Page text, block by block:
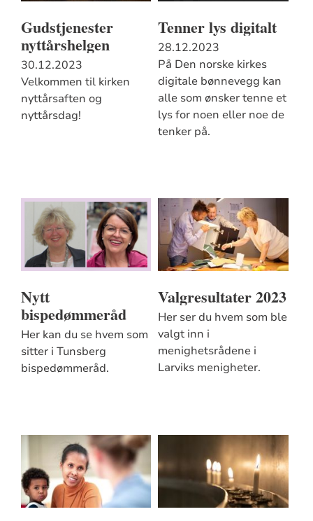
Gudstjenester
nyttårshelgen
30.12.2023
Velkommen til kirken
nyttårsaften og
nyttårsdag!
Tenner lys digitalt
28.12.2023
På Den norske kirkes
digitale bønnevegg kan
alle som ønsker tenne et
lys for noen eller noe de
tenker på.
Nytt
bispedømmeråd
Her kan du se hvem som
sitter i Tunsberg
bispedømmeråd.
Valgresultater 2023
Her ser du hvem som ble
valgt inn i
menighetsrådene i
Larviks menigheter.